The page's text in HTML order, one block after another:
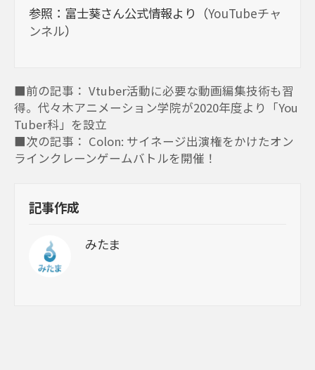
参照：富士葵さん公式情報より（YouTubeチャ
ンネル）
■前の記事： Vtuber活動に必要な動画編集技術も習
得。代々木アニメーション学院が2020年度より「You
Tuber科」を設立
■次の記事： Colon: サイネージ出演権をかけたオン
ラインクレーンゲームバトルを開催！
記事作成
みたま